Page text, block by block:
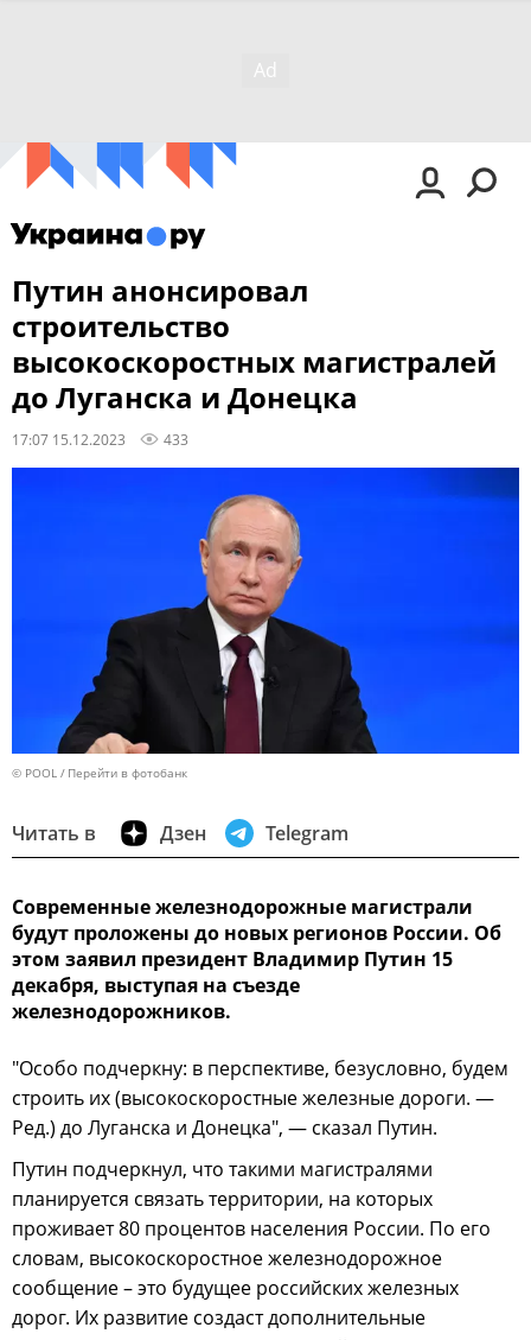
Путин анонсировал
строительство
высокоскоростных магистралей
до Луганска и Донецка
17:07 15.12.2023 433
© POOL Перейти в фотобанк
Читать в Дзен Telegram
Современные железнодорожные магистрали
будут проложены до новых регионов России. Об
этом заявил президент Владимир Путин 15
декабря, выступая на съезде
железнодорожников.
"Особо подчеркну: в перспективе, безусловно, будем
строить их (высокоскоростные железные дороги. —
Ред.) до Луганска и Донецка", — сказал Путин.
Путин подчеркнул, что такими магистралями
планируется связать территории, на которых
проживает 80 процентов населения России. По его
словам, высокоскоростное железнодорожное
сообщение – это будущее российских железных
дорог. Их развитие создаст дополнительные